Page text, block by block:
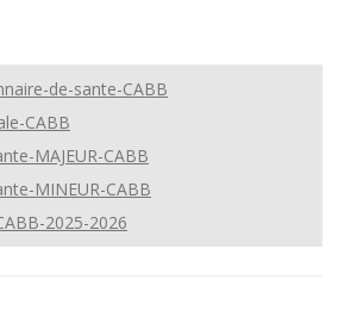
de-sante-CABB
CABB
MAJEUR-CABB
MINEUR-CABB
2025-2026